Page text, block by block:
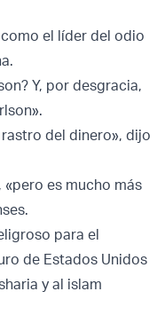
el líder del odio
Y, por desgracia,
del dinero», dijo
es mucho más
para el
de Estados Unidos
y al islam